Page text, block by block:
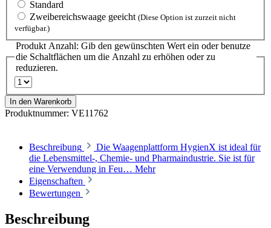
Standard
Zweibereichswaage geeicht (Diese Option ist zurzeit nicht
verfügbar.)
Produkt Anzahl: Gib den gewünschten Wert ein oder benutze
die Schaltflächen um die Anzahl zu erhöhen oder zu
reduzieren.
In den Warenkorb
Produktnummer: VE11762
Beschreibung
Die Waagenplattform HygienX ist ideal für
die Lebensmittel-, Chemie- und Pharmaindustrie. Sie ist für
eine Verwendung in Feu… Mehr
Eigenschaften
Bewertungen
Beschreibung